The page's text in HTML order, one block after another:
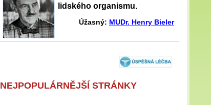
lidského organismu.
Úžasný: MUDr. Henry Bieler
NEJPOPULÁRNĚJŠÍ STRÁNKY